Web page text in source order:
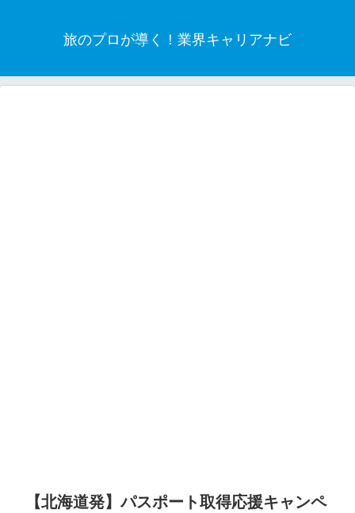
旅のプロが導く！業界キャリアナビ
【北海道発】パスポート取得応援キャンペ